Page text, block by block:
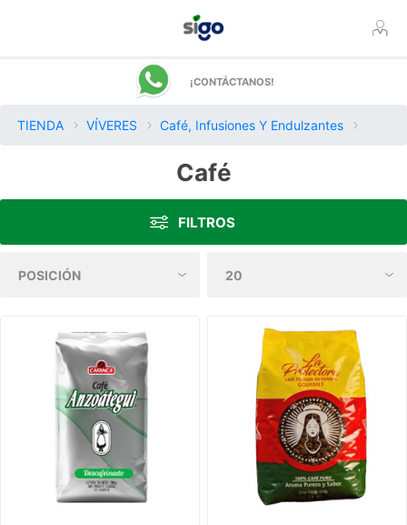
¡CONTÁCTANOS!
TIENDA VÍVERES Café, Infusiones Y Endulzantes
Café
FILTROS